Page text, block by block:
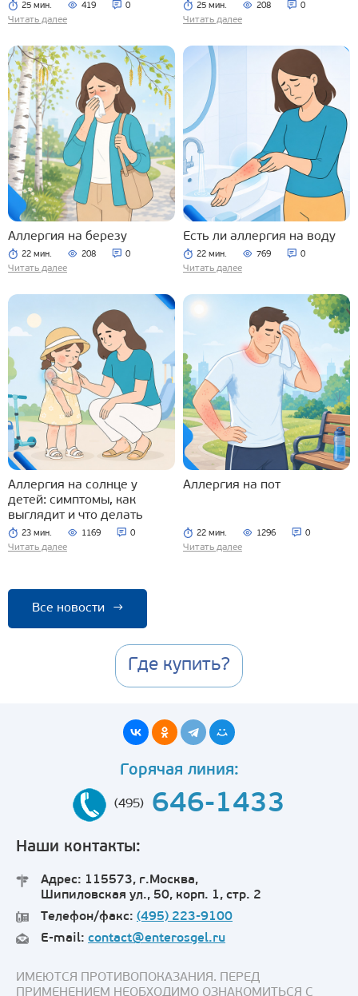
25 мин. 419 0
Читать далее
25 мин. 208 0
Читать далее
Аллергия на березу
22 мин. 208 0
Читать далее
Есть ли аллергия на воду
22 мин. 769 0
Читать далее
Аллергия на солнце у
детей: симптомы, как
выглядит и что делать
23 мин. 1169 0
Читать далее
Аллергия на пот
22 мин. 1296 0
Читать далее
Все новости →
Где купить?
Горячая линия:
(495) 646-1433
Наши контакты:
Адрес: 115573, г.Москва,
Шипиловская ул., 50, корп. 1, стр. 2
Телефон/факс: (495) 223-9100
E-mail: contact@enterosgel.ru
ИМЕЮТСЯ ПРОТИВОПОКАЗАНИЯ. ПЕРЕД
ПРИМЕНЕНИЕМ НЕОБХОДИМО ОЗНАКОМИТЬСЯ С